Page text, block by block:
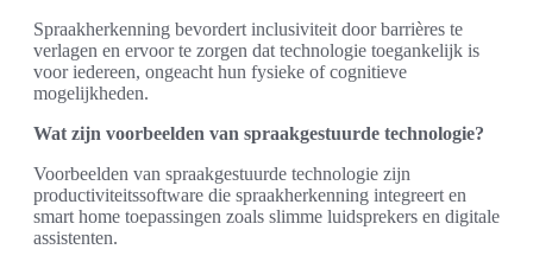
Spraakherkenning bevordert inclusiviteit door barrières te
verlagen en ervoor te zorgen dat technologie toegankelijk is
voor iedereen, ongeacht hun fysieke of cognitieve
mogelijkheden.
Wat zijn voorbeelden van spraakgestuurde technologie?
Voorbeelden van spraakgestuurde technologie zijn
productiviteitssoftware die spraakherkenning integreert en
smart home toepassingen zoals slimme luidsprekers en digitale
assistenten.